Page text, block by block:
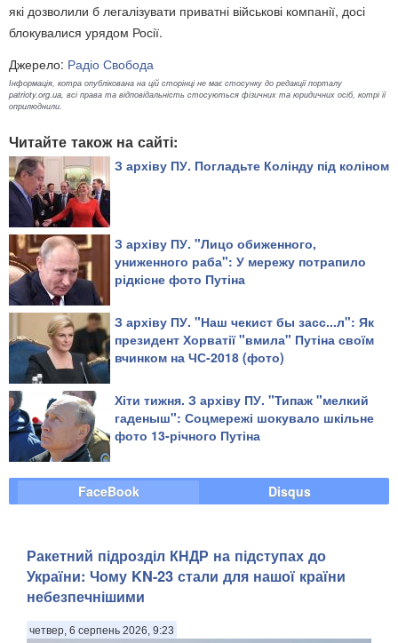
які дозволили б легалізувати приватні військові компанії, досі
блокувалися урядом Росії.
Джерело: Радіо Свобода
Інформація, котра опублікована на цій сторінці не має стосунку до редакції порталу
patrioty.org.ua, всі права та відповідальність стосуються фізичних та юридичних осіб, котрі її
оприлюднили.
Читайте також на сайті:
З архіву ПУ. Погладьте Колінду під коліном
З архіву ПУ. "Лицо обиженного,
униженного раба": У мережу потрапило
рідкісне фото Путіна
З архіву ПУ. "Наш чекист бы засс...л": Як
президент Хорватії "вмила" Путіна своїм
вчинком на ЧС-2018 (фото)
Хіти тижня. З архіву ПУ. "Типаж "мелкий
гаденыш": Соцмережі шокувало шкільне
фото 13-річного Путіна
FaceBook Disqus
Ракетний підрозділ КНДР на підступах до
України: Чому KN-23 стали для нашої країни
небезпечнішими
четвер, 6 серпень 2026, 9:23